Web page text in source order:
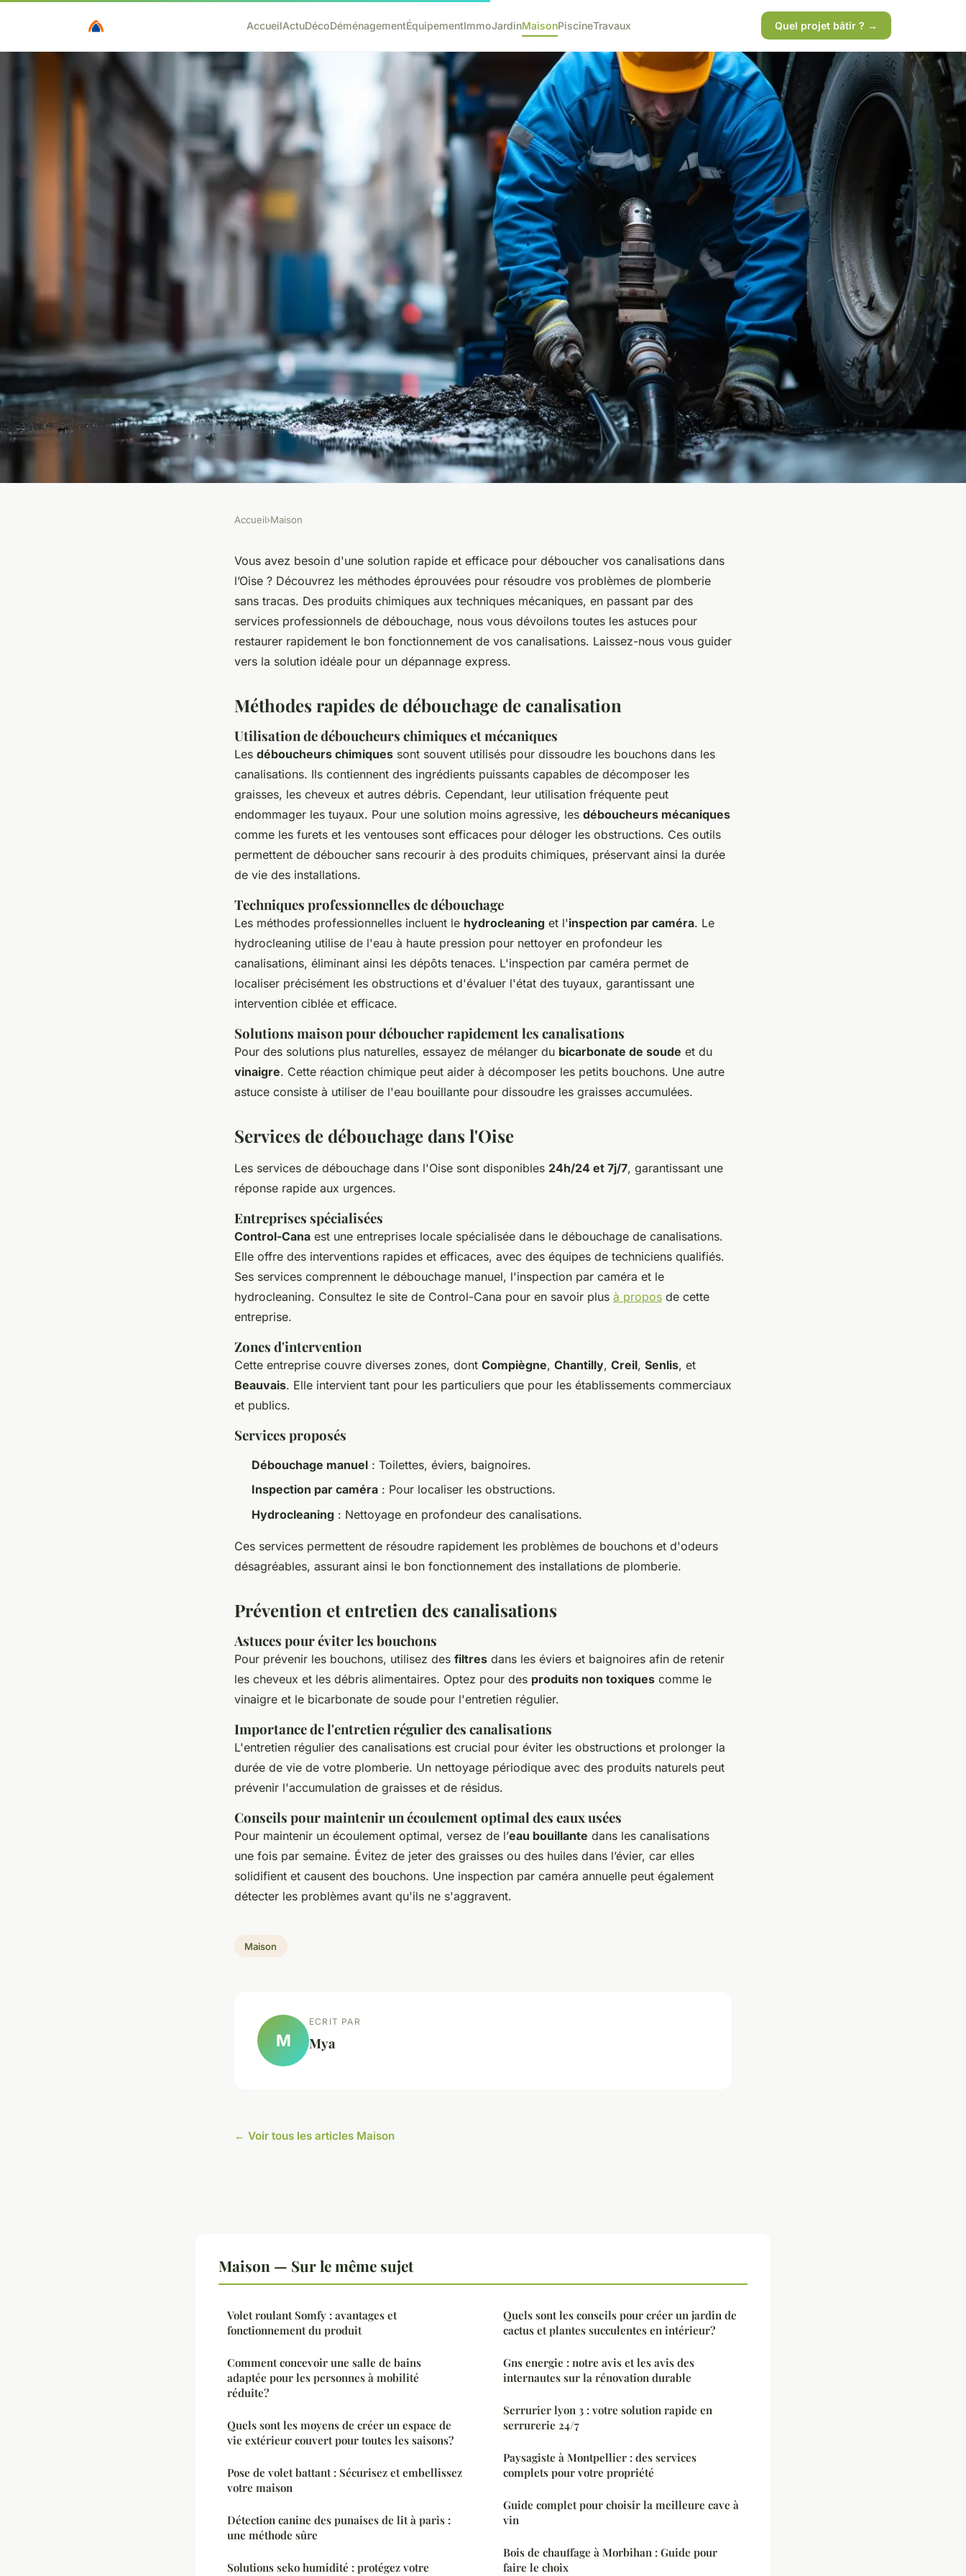
AccueilActuDécoDéménagementÉquipementImmoJardinMaisonPiscineTravaux Quel projet bâtir ? →
Les solutions rapides pour le
débouchage de canalisation à Oise
Accueil›Maison
Vous avez besoin d'une solution rapide et efficace pour déboucher vos canalisations dans
l’Oise ? Découvrez les méthodes éprouvées pour résoudre vos problèmes de plomberie
sans tracas. Des produits chimiques aux techniques mécaniques, en passant par des
services professionnels de débouchage, nous vous dévoilons toutes les astuces pour
restaurer rapidement le bon fonctionnement de vos canalisations. Laissez-nous vous guider
vers la solution idéale pour un dépannage express.
Méthodes rapides de débouchage de canalisation
Utilisation de déboucheurs chimiques et mécaniques
Les déboucheurs chimiques sont souvent utilisés pour dissoudre les bouchons dans les
canalisations. Ils contiennent des ingrédients puissants capables de décomposer les
graisses, les cheveux et autres débris. Cependant, leur utilisation fréquente peut
endommager les tuyaux. Pour une solution moins agressive, les déboucheurs mécaniques
comme les furets et les ventouses sont efficaces pour déloger les obstructions. Ces outils
permettent de déboucher sans recourir à des produits chimiques, préservant ainsi la durée
de vie des installations.
Techniques professionnelles de débouchage
Les méthodes professionnelles incluent le hydrocleaning et l'inspection par caméra. Le
hydrocleaning utilise de l'eau à haute pression pour nettoyer en profondeur les
canalisations, éliminant ainsi les dépôts tenaces. L'inspection par caméra permet de
localiser précisément les obstructions et d'évaluer l'état des tuyaux, garantissant une
intervention ciblée et efficace.
Solutions maison pour déboucher rapidement les canalisations
Pour des solutions plus naturelles, essayez de mélanger du bicarbonate de soude et du
vinaigre. Cette réaction chimique peut aider à décomposer les petits bouchons. Une autre
astuce consiste à utiliser de l'eau bouillante pour dissoudre les graisses accumulées.
Services de débouchage dans l'Oise
Les services de débouchage dans l'Oise sont disponibles 24h/24 et 7j/7, garantissant une
réponse rapide aux urgences.
Entreprises spécialisées
Control-Cana est une entreprises locale spécialisée dans le débouchage de canalisations.
Elle offre des interventions rapides et efficaces, avec des équipes de techniciens qualifiés.
Ses services comprennent le débouchage manuel, l'inspection par caméra et le
hydrocleaning. Consultez le site de Control-Cana pour en savoir plus à propos de cette
entreprise.
Zones d'intervention
Cette entreprise couvre diverses zones, dont Compiègne, Chantilly, Creil, Senlis, et
Beauvais. Elle intervient tant pour les particuliers que pour les établissements commerciaux
et publics.
Services proposés
Débouchage manuel : Toilettes, éviers, baignoires.
Inspection par caméra : Pour localiser les obstructions.
Hydrocleaning : Nettoyage en profondeur des canalisations.
Ces services permettent de résoudre rapidement les problèmes de bouchons et d'odeurs
désagréables, assurant ainsi le bon fonctionnement des installations de plomberie.
Prévention et entretien des canalisations
Astuces pour éviter les bouchons
Pour prévenir les bouchons, utilisez des filtres dans les éviers et baignoires afin de retenir
les cheveux et les débris alimentaires. Optez pour des produits non toxiques comme le
vinaigre et le bicarbonate de soude pour l'entretien régulier.
Importance de l'entretien régulier des canalisations
L'entretien régulier des canalisations est crucial pour éviter les obstructions et prolonger la
durée de vie de votre plomberie. Un nettoyage périodique avec des produits naturels peut
prévenir l'accumulation de graisses et de résidus.
Conseils pour maintenir un écoulement optimal des eaux usées
Pour maintenir un écoulement optimal, versez de l’eau bouillante dans les canalisations
une fois par semaine. Évitez de jeter des graisses ou des huiles dans l’évier, car elles
solidifient et causent des bouchons. Une inspection par caméra annuelle peut également
détecter les problèmes avant qu'ils ne s'aggravent.
Maison
M
ECRIT PAR
Mya
← Voir tous les articles Maison
Maison — Sur le même sujet
Volet roulant Somfy : avantages et
fonctionnement du produit
Comment concevoir une salle de bains
adaptée pour les personnes à mobilité
réduite?
Quels sont les moyens de créer un espace de
vie extérieur couvert pour toutes les saisons?
Pose de volet battant : Sécurisez et embellissez
votre maison
Détection canine des punaises de lit à paris :
une méthode sûre
Solutions seko humidité : protégez votre
Quels sont les conseils pour créer un jardin de
cactus et plantes succulentes en intérieur?
Gns energie : notre avis et les avis des
internautes sur la rénovation durable
Serrurier lyon 3 : votre solution rapide en
serrurerie 24/7
Paysagiste à Montpellier : des services
complets pour votre propriété
Guide complet pour choisir la meilleure cave à
vin
Bois de chauffage à Morbihan : Guide pour
faire le choix